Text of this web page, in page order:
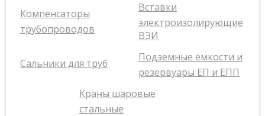
Компенсаторы
трубопроводов
Вставки
электроизолирующие
ВЭИ
Сальники для труб
Подземные емкости и
резервуары ЕП и ЕПП
Краны шаровые
стальные